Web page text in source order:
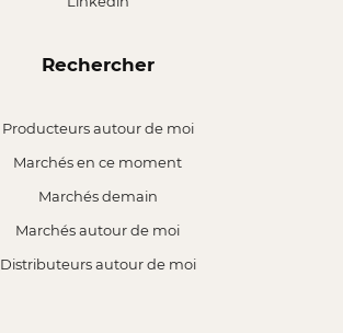
Rechercher
Producteurs autour de moi
Marchés en ce moment
Marchés demain
Marchés autour de moi
Distributeurs autour de moi